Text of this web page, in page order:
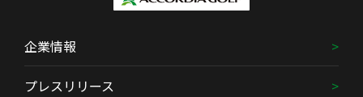
企業情報
プレスリリース